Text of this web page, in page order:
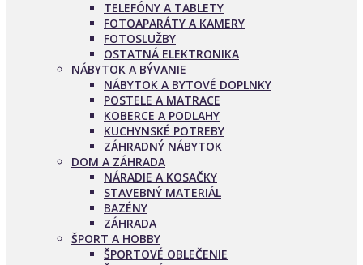
TELEFÓNY A TABLETY
FOTOAPARÁTY A KAMERY
FOTOSLUŽBY
OSTATNÁ ELEKTRONIKA
NÁBYTOK A BÝVANIE
NÁBYTOK A BYTOVÉ DOPLNKY
POSTELE A MATRACE
KOBERCE A PODLAHY
KUCHYNSKÉ POTREBY
ZÁHRADNÝ NÁBYTOK
DOM A ZÁHRADA
NÁRADIE A KOSAČKY
STAVEBNÝ MATERIÁL
BAZÉNY
ZÁHRADA
ŠPORT A HOBBY
ŠPORTOVÉ OBLEČENIE